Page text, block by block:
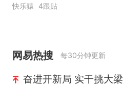
快乐猿 4跟贴
网易热搜 每30分钟更新
奋进开新局 实干挑大梁